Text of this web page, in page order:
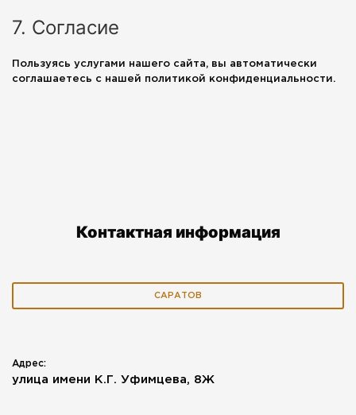
7. Согласие
Пользуясь услугами нашего сайта, вы автоматически
соглашаетесь с нашей политикой конфиденциальности.
Контактная информация
САРАТОВ
Адрес:
улица имени К.Г. Уфимцева, 8Ж